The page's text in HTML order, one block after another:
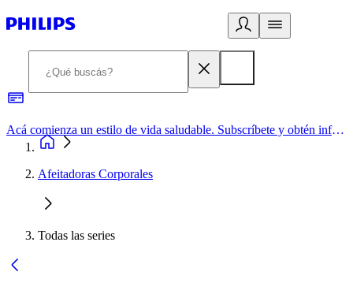
Acá comienza un estilo de vida saludable. Subscríbete y obtén información de primera mano
Afeitadoras Corporales
Todas las series